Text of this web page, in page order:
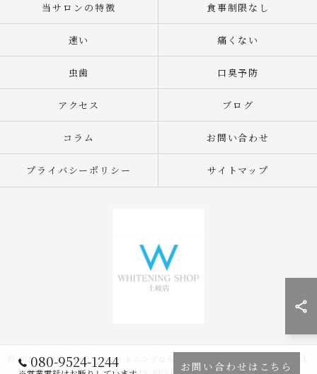
080-9524-1244 お問い合わせはこちら
当サロンの特徴 食事制限なし
速い 痛くない
虫歯 口臭予防
アクセス ブログ
コラム お問い合わせ
プライバシーポリシー サイトマップ
© 2026 岐阜県土岐市のホワイトニングならWHITENING SHOP 土岐店 ALL